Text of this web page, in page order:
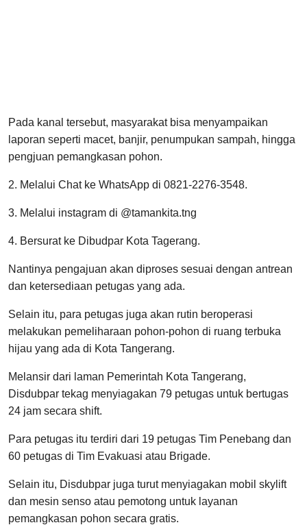
Pada kanal tersebut, masyarakat bisa menyampaikan
laporan seperti macet, banjir, penumpukan sampah, hingga
pengjuan pemangkasan pohon.
2. Melalui Chat ke WhatsApp di 0821-2276-3548.
3. Melalui instagram di @tamankita.tng
4. Bersurat ke Dibudpar Kota Tagerang.
Nantinya pengajuan akan diproses sesuai dengan antrean
dan ketersediaan petugas yang ada.
Selain itu, para petugas juga akan rutin beroperasi
melakukan pemeliharaan pohon-pohon di ruang terbuka
hijau yang ada di Kota Tangerang.
Melansir dari laman Pemerintah Kota Tangerang,
Disdubpar tekag menyiagakan 79 petugas untuk bertugas
24 jam secara shift.
Para petugas itu terdiri dari 19 petugas Tim Penebang dan
60 petugas di Tim Evakuasi atau Brigade.
Selain itu, Disdubpar juga turut menyiagakan mobil skylift
dan mesin senso atau pemotong untuk layanan
pemangkasan pohon secara gratis.